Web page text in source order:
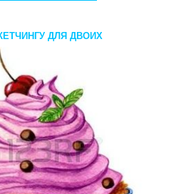
ДЛЯ ДВОИХ